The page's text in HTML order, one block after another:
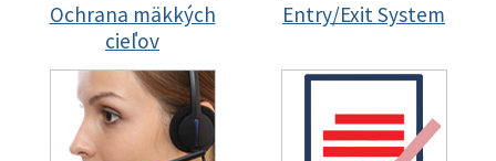
Ochrana mäkkých
cieľov
Entry/Exit System